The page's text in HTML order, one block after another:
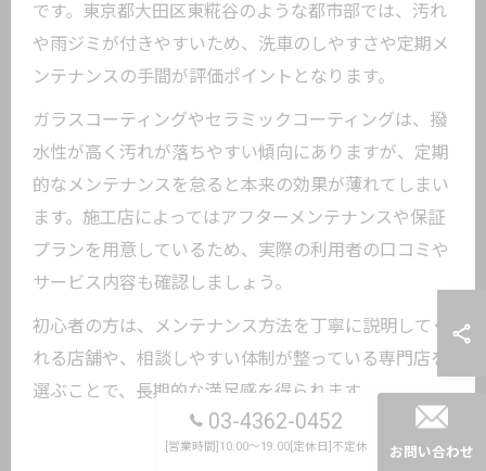
です。東京都大田区東糀谷のような都市部では、汚れ
や雨ジミが付きやすいため、洗車のしやすさや定期メ
ンテナンスの手間が評価ポイントとなります。
ガラスコーティングやセラミックコーティングは、撥
水性が高く汚れが落ちやすい傾向にありますが、定期
的なメンテナンスを怠ると本来の効果が薄れてしまい
ます。施工店によってはアフターメンテナンスや保証
プランを用意しているため、実際の利用者の口コミや
サービス内容も確認しましょう。
初心者の方は、メンテナンス方法を丁寧に説明してく
れる店舗や、相談しやすい体制が整っている専門店を
選ぶことで、長期的な満足感を得られます。
03-4362-0452
[営業時間]10:00～19:00[定休日]不定休 お問い合わせ